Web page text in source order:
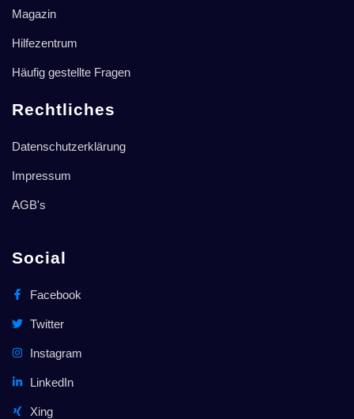
Magazin
Hilfezentrum
Häufig gestellte Fragen
Rechtliches
Datenschutzerklärung
Impressum
AGB's
Social
Facebook
Twitter
Instagram
LinkedIn
Xing